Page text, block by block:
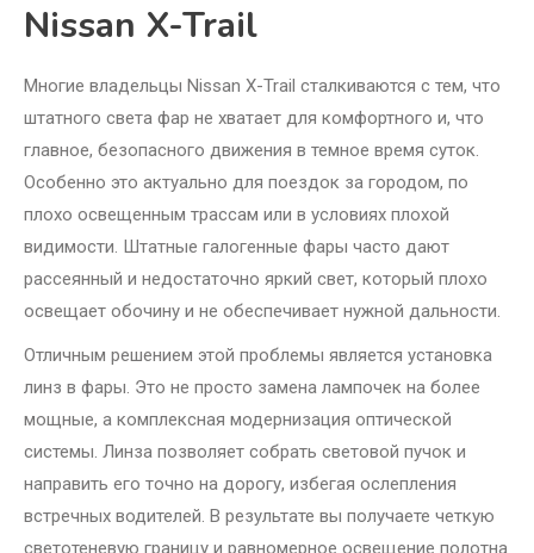
Nissan X-Trail
Многие владельцы Nissan X-Trail сталкиваются с тем, что
штатного света фар не хватает для комфортного и, что
главное, безопасного движения в темное время суток.
Особенно это актуально для поездок за городом, по
плохо освещенным трассам или в условиях плохой
видимости. Штатные галогенные фары часто дают
рассеянный и недостаточно яркий свет, который плохо
освещает обочину и не обеспечивает нужной дальности.
Отличным решением этой проблемы является установка
линз в фары. Это не просто замена лампочек на более
мощные, а комплексная модернизация оптической
системы. Линза позволяет собрать световой пучок и
направить его точно на дорогу, избегая ослепления
встречных водителей. В результате вы получаете четкую